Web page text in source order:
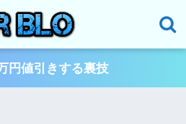
円値引きする裏技